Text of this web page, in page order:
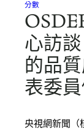
分數
心訪
的品
表委
央視網新聞（